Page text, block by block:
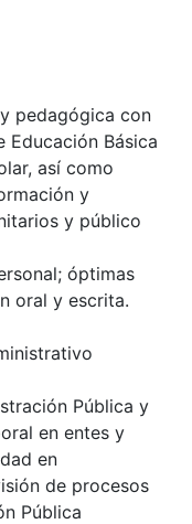
pedagógica con
Educación Básica
así como
y
y público
óptimas
oral y escrita.
Pública y
en entes y
en
de procesos
Pública